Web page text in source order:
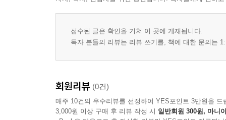
접수된 글은 확인을 거쳐 이 곳에 게재됩니다.
독자 분들의 리뷰는 리뷰 쓰기를, 책에 대한 문의는
회원리뷰 (0건)
매주 10건의 우수리뷰를 선정하여 YES포인트 3만원을 드
3,000원 이상 구매 후 리뷰 작성 시 일반회원 300원, 마니